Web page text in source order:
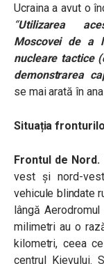
Ucraina a avut o
“Utilizarea
Moscovei de a
nucleare tactice
demonstrarea
se mai arată în
Situația
Frontul de Nord.
vest și nord-
vehicule blindate
lângă
milimetri au o
kilometri, ceea
centrul Kievului.